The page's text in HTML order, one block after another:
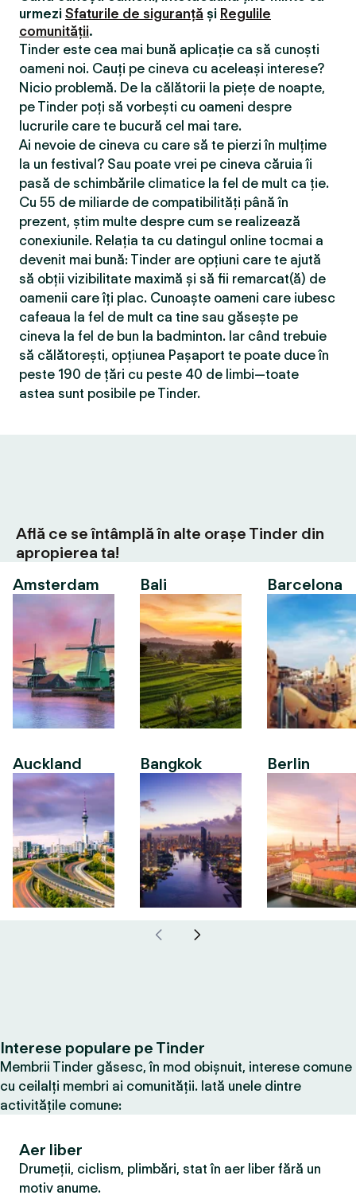
urmezi Sfaturile de siguranță și Regulile
comunității.
Tinder este cea mai bună aplicație ca să cunoști
oameni noi. Cauți pe cineva cu aceleași interese?
Nicio problemă. De la călătorii la piețe de noapte,
pe Tinder poți să vorbești cu oameni despre
lucrurile care te bucură cel mai tare.
Ai nevoie de cineva cu care să te pierzi în mulțime
la un festival? Sau poate vrei pe cineva căruia îi
pasă de schimbările climatice la fel de mult ca ție.
Cu 55 de miliarde de compatibilităţi până în
prezent, știm multe despre cum se realizează
conexiunile. Relația ta cu datingul online tocmai a
devenit mai bună: Tinder are opțiuni care te ajută
să obții vizibilitate maximă și să fii remarcat(ă) de
oamenii care îți plac. Cunoaște oameni care iubesc
cafeaua la fel de mult ca tine sau găsește pe
cineva la fel de bun la badminton. Iar când trebuie
să călătorești, opțiunea Pașaport te poate duce în
peste 190 de țări cu peste 40 de limbi—toate
astea sunt posibile pe Tinder.
Află ce se întâmplă în alte orașe Tinder din
apropierea ta!
Amsterdam
Auckland
Bali
Bangkok
Barcelona
Berlin
Interese populare pe Tinder
Membrii Tinder găsesc, în mod obișnuit, interese comune
cu ceilalți membri ai comunității. Iată unele dintre
activitățile comune:
Aer liber
Drumeții, ciclism, plimbări, stat în aer liber fără un
motiv anume.